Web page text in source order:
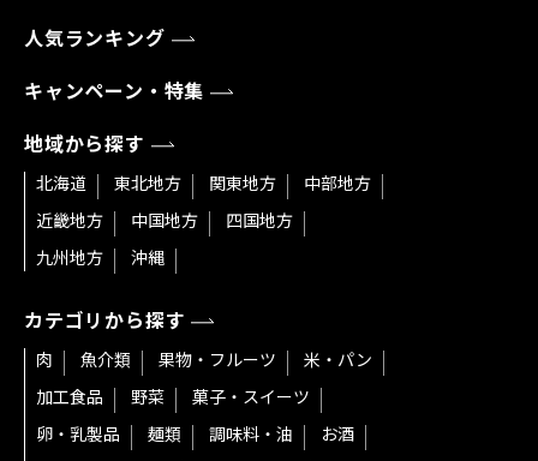
人気ランキング
キャンペーン・特集
地域から探す
北海道 東北地方 関東地方
中部地方
近畿地方
中国地方
四国地方
九州地方
沖縄
カテゴリから探す
肉 魚介類 果物・フルーツ
米・パン
加工食品
野菜
菓子・スイーツ
卵・乳製品
麺類 調味料・油
お酒